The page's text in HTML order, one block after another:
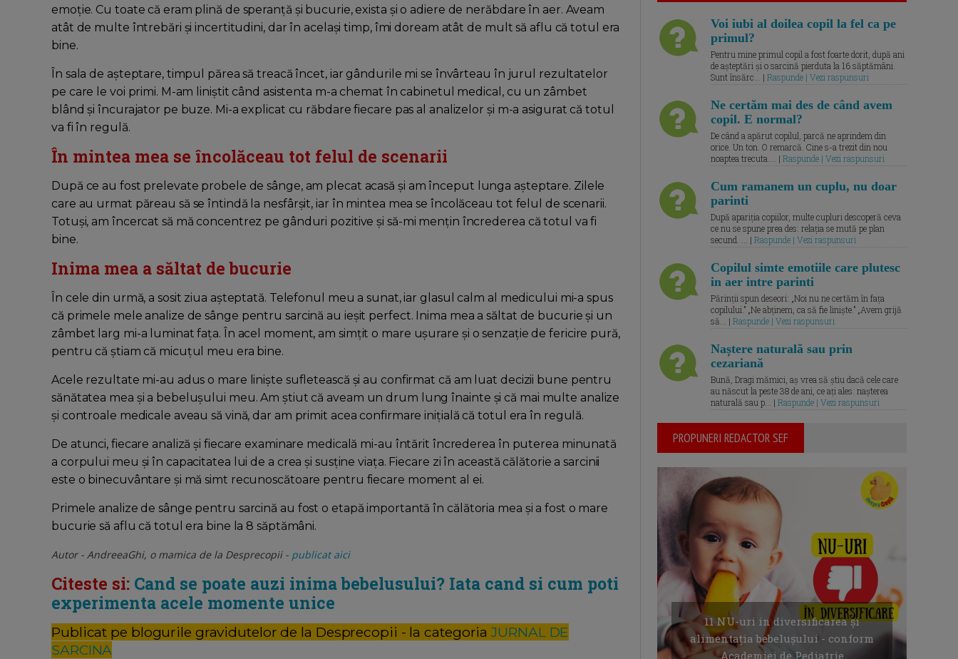
emoție. Cu toate că eram plină de speranță și bucurie, exista și o adiere de nerăbdare în aer. Aveam
atât de multe întrebări și incertitudini, dar în același timp, îmi doream atât de mult să aflu că totul era
bine.
În sala de așteptare, timpul părea să treacă încet, iar gândurile mi se învârteau în jurul rezultatelor
pe care le voi primi. M-am liniștit când asistenta m-a chemat în cabinetul medical, cu un zâmbet
blând și încurajator pe buze. Mi-a explicat cu răbdare fiecare pas al analizelor și m-a asigurat că totul
va fi în regulă.
În mintea mea se încolăceau tot felul de scenarii
După ce au fost prelevate probele de sânge, am plecat acasă și am început lunga așteptare. Zilele
care au urmat păreau să se întindă la nesfârșit, iar în mintea mea se încolăceau tot felul de scenarii.
Totuși, am încercat să mă concentrez pe gânduri pozitive și să-mi mențin încrederea că totul va fi
bine.
Inima mea a săltat de bucurie
În cele din urmă, a sosit ziua așteptată. Telefonul meu a sunat, iar glasul calm al medicului mi-a spus
că primele mele analize de sânge pentru sarcină au ieșit perfect. Inima mea a săltat de bucurie și un
zâmbet larg mi-a luminat fața. În acel moment, am simțit o mare ușurare și o senzație de fericire pură,
pentru că știam că micuţul meu era bine.
Acele rezultate mi-au adus o mare liniște sufletească și au confirmat că am luat decizii bune pentru
sănătatea mea și a bebelușului meu. Am știut că aveam un drum lung înainte și că mai multe analize
și controale medicale aveau să vină, dar am primit acea confirmare inițială că totul era în regulă.
De atunci, fiecare analiză și fiecare examinare medicală mi-au întărit încrederea în puterea minunată
a corpului meu și în capacitatea lui de a crea și susține viața. Fiecare zi în această călătorie a sarcinii
este o binecuvântare și mă simt recunoscătoare pentru fiecare moment al ei.
Primele analize de sânge pentru sarcină au fost o etapă importantă în călătoria mea și a fost o mare
bucurie să aflu că totul era bine la 8 săptămâni.
Autor - AndreeaGhi, o mamica de la Desprecopii - publicat aici
Citeste si: Cand se poate auzi inima bebelusului? Iata cand si cum poti
experimenta acele momente unice
Publicat pe blogurile gravidutelor de la Desprecopii - la categoriaJURNAL DE
SARCINA
Voi iubi al doilea copil la fel ca pe
primul?
Pentru mine primul copil a fost foarte dorit, după ani
de așteptări și o sarcină pierduta la 16 săptămâni.
Sunt însărc... | Raspunde | Vezi raspunsuri
Ne certăm mai des de când avem
copil. E normal?
De când a apărut copilul, parcă ne aprindem din
orice. Un ton. O remarcă. Cine s-a trezit din nou
noaptea trecuta.... | Raspunde | Vezi raspunsuri
Cum ramanem un cuplu, nu doar
parinti
După apariția copiilor, multe cupluri descoperă ceva
ce nu se spune prea des: relația se mută pe plan
secund. ... | Raspunde | Vezi raspunsuri
Copilul simte emotiile care plutesc
in aer intre parinti
Părinții spun deseori: „Noi nu ne certăm în fața
copilului.” „Ne abținem, ca să fie liniște.” „Avem grijă
să... | Raspunde | Vezi raspunsuri
Naștere naturală sau prin
cezariană
Bună, Dragi mămici, aș vrea să știu dacă cele care
au născut la peste 38 de ani, ce ați ales: nașterea
naturală sau p... | Raspunde | Vezi raspunsuri
PROPUNERI REDACTOR SEF
11 NU-uri in diversificarea și
alimentația bebelușului - conform
Academiei de Pediatrie